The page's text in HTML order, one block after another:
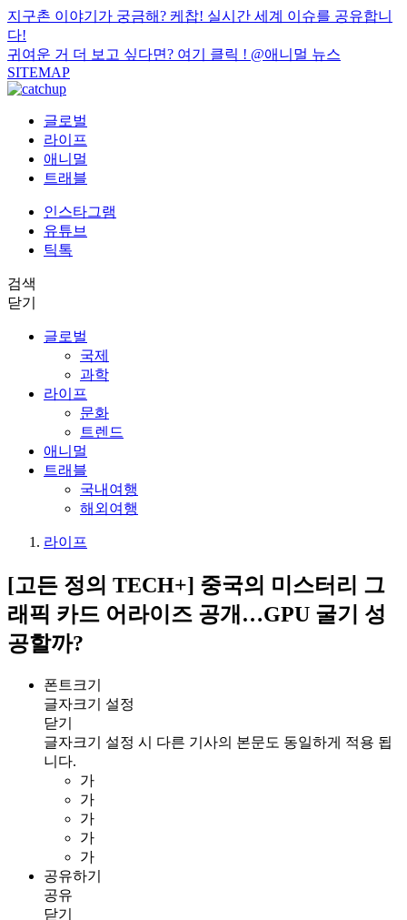
지구촌 이야기가 궁금해? 케찹! 실시간 세계 이슈를 공유합니
다!
귀여운 거 더 보고 싶다면? 여기 클릭 ! @애니멀 뉴스
SITEMAP
글로벌
라이프
애니멀
트래블
인스타그램
유튜브
틱톡
검색
닫기
글로벌
국제
과학
라이프
문화
트렌드
애니멀
트래블
국내여행
해외여행
라이프
[고든 정의 TECH+] 중국의 미스터리 그
래픽 카드 어라이즈 공개…GPU 굴기 성
공할까?
폰트크기
글자크기 설정
닫기
글자크기 설정 시 다른 기사의 본문도 동일하게 적용 됩
니다.
가
가
가
가
가
공유하기
공유
닫기